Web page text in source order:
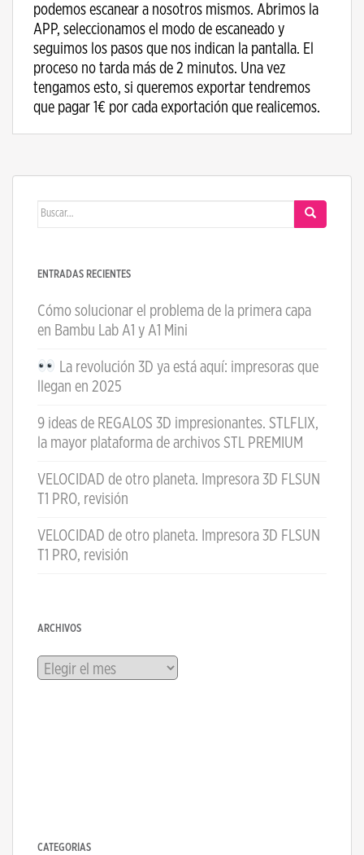
podemos escanear a nosotros mismos. Abrimos la
APP, seleccionamos el modo de escaneado y
seguimos los pasos que nos indican la pantalla. El
proceso no tarda más de 2 minutos. Una vez
tengamos esto, si queremos exportar tendremos
que pagar 1€ por cada exportación que realicemos.
Buscar:
ENTRADAS RECIENTES
Cómo solucionar el problema de la primera capa
en Bambu Lab A1 y A1 Mini
La revolución 3D ya está aquí: impresoras que
llegan en 2025
9 ideas de REGALOS 3D impresionantes. STLFLIX,
la mayor plataforma de archivos STL PREMIUM
VELOCIDAD de otro planeta. Impresora 3D FLSUN
T1 PRO, revisión
VELOCIDAD de otro planeta. Impresora 3D FLSUN
T1 PRO, revisión
ARCHIVOS
Archivos
CATEGORÍAS